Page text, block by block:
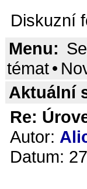
Diskuzní
Menu:
témat•
Aktuální
Re:
Autor:
Datum: